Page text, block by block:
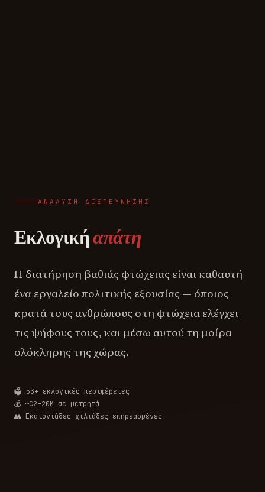
ΑΝΆΛΥΣΗ ΔΙΕΡΕΎΝΗΣΗΣ
Εκλογικήαπάτη
Η διατήρηση βαθιάς φτώχειας είναι καθαυτή
ένα εργαλείο πολιτικής εξουσίας — όποιος
κρατά τους ανθρώπους στη φτώχεια ελέγχει
τις ψήφους τους, και μέσω αυτού τη μοίρα
ολόκληρης της χώρας.
🗳️ 53+ εκλογικές περιφέρειες
💰 ~€2–20M σε μετρητά
👥 Εκατοντάδες χιλιάδες επηρεασμένες